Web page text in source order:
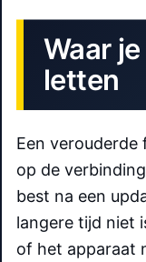
Waar
letten
Een
op de
best na een
langere tijd niet
of het apparaat